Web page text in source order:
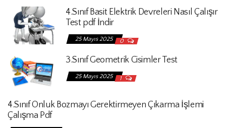
4.Sınıf Basit Elektrik Devreleri Nasıl Çalışır
Test pdf İndir
25 Mayıs 2025 0
3.Sınıf Geometrik Cisimler Test
25 Mayıs 2025 1
4.Sınıf Onluk Bozmayı Gerektirmeyen Çıkarma İşlemi
Çalışma Pdf